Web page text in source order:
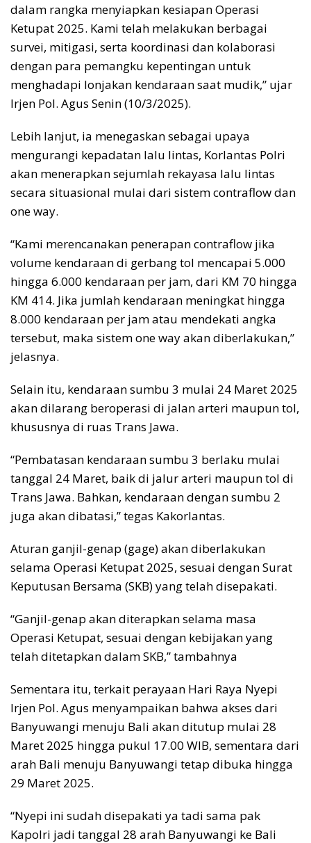
dalam rangka menyiapkan kesiapan Operasi
Ketupat 2025. Kami telah melakukan berbagai
survei, mitigasi, serta koordinasi dan kolaborasi
dengan para pemangku kepentingan untuk
menghadapi lonjakan kendaraan saat mudik,” ujar
Irjen Pol. Agus Senin (10/3/2025).
Lebih lanjut, ia menegaskan sebagai upaya
mengurangi kepadatan lalu lintas, Korlantas Polri
akan menerapkan sejumlah rekayasa lalu lintas
secara situasional mulai dari sistem contraflow dan
one way.
“Kami merencanakan penerapan contraflow jika
volume kendaraan di gerbang tol mencapai 5.000
hingga 6.000 kendaraan per jam, dari KM 70 hingga
KM 414. Jika jumlah kendaraan meningkat hingga
8.000 kendaraan per jam atau mendekati angka
tersebut, maka sistem one way akan diberlakukan,”
jelasnya.
Selain itu, kendaraan sumbu 3 mulai 24 Maret 2025
akan dilarang beroperasi di jalan arteri maupun tol,
khususnya di ruas Trans Jawa.
“Pembatasan kendaraan sumbu 3 berlaku mulai
tanggal 24 Maret, baik di jalur arteri maupun tol di
Trans Jawa. Bahkan, kendaraan dengan sumbu 2
juga akan dibatasi,” tegas Kakorlantas.
Aturan ganjil-genap (gage) akan diberlakukan
selama Operasi Ketupat 2025, sesuai dengan Surat
Keputusan Bersama (SKB) yang telah disepakati.
“Ganjil-genap akan diterapkan selama masa
Operasi Ketupat, sesuai dengan kebijakan yang
telah ditetapkan dalam SKB,” tambahnya
Sementara itu, terkait perayaan Hari Raya Nyepi
Irjen Pol. Agus menyampaikan bahwa akses dari
Banyuwangi menuju Bali akan ditutup mulai 28
Maret 2025 hingga pukul 17.00 WIB, sementara dari
arah Bali menuju Banyuwangi tetap dibuka hingga
29 Maret 2025.
“Nyepi ini sudah disepakati ya tadi sama pak
Kapolri jadi tanggal 28 arah Banyuwangi ke Bali